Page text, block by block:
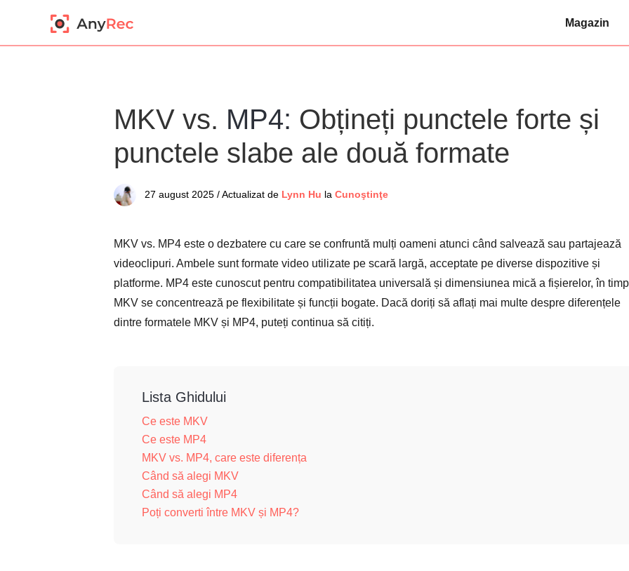
Magazin
MKV vs. MP4: Obțineți punctele forte și
punctele slabe ale două formate
27 august 2025 / Actualizat de Lynn Hu la Cunoştinţe
MKV vs. MP4 este o dezbatere cu care se confruntă mulți oameni atunci când salvează sau partajează
videoclipuri. Ambele sunt formate video utilizate pe scară largă, acceptate pe diverse dispozitive și
platforme. MP4 este cunoscut pentru compatibilitatea universală și dimensiunea mică a fișierelor, în
MKV se concentrează pe flexibilitate și funcții bogate. Dacă doriți să aflați mai multe despre diferențele
dintre formatele MKV și MP4, puteți continua să citiți.
Lista Ghidului
Ce este MKV
Ce este MP4
MKV vs. MP4, care este diferența
Când să alegi MKV
Când să alegi MP4
Poți converti între MKV și MP4?